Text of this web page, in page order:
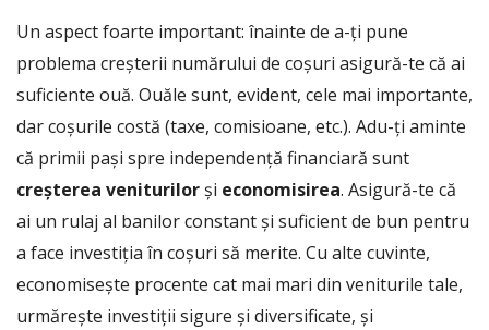
Un aspect foarte important: înainte de a-ți pune
problema creșterii numărului de coșuri asigură-te că ai
suficiente ouă. Ouăle sunt, evident, cele mai importante,
dar coșurile costă (taxe, comisioane, etc.). Adu-ți aminte
că primii pași spre independență financiară sunt
creșterea veniturilorși economisirea. Asigură-te că
ai un rulaj al banilor constant și suficient de bun pentru
a face investiția în coșuri să merite. Cu alte cuvinte,
economisește procente cat mai mari din veniturile tale,
urmărește investiții sigure și diversificate, și